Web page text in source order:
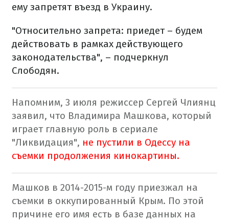
ему запретят въезд в Украину.
"Относительно запрета: приедет – будем
действовать в рамках действующего
законодательства", – подчеркнул
Слободян.
Напомним, 3 июля режиссер Сергей Члиянц
заявил, что Владимира Машкова, который
играет главную роль в сериале
"Ликвидация", не пустили в Одессу на
съемки продолжения кинокартины.
Машков в 2014-2015-м году приезжал на
съемки в оккупированный Крым. По этой
причине его имя есть в базе данных на